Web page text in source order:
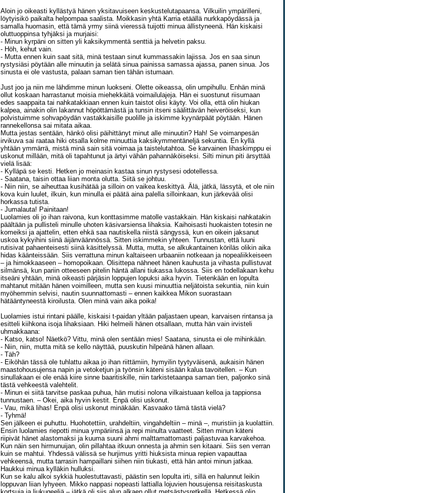
Aloin jo oikeasti kyllästyä hänen yksitavuiseen keskustelutapaansa. Vilkuilin ympärilleni,
löytyisikö paikalta helpompaa saalista. Moikkasin yhtä Karria etäällä nurkkapöydässä ja
samalla huomasin, että tämä yrmy siinä vieressä tuijotti minua ällistyneenä. Hän kiskaisi
oluttuoppinsa tyhjäksi ja murjaisi:
- Minun kyrpäni on sitten yli kaksikymmentä senttiä ja helvetin paksu.
- Höh, kehut vain.
- Mutta ennen kuin saat sitä, minä testaan sinut kummassakin lajissa. Jos en saa sinun
rystysiäsi pöytään alle minuutin ja selätä sinua painissa samassa ajassa, panen sinua. Jos
sinusta ei ole vastusta, palaan saman tien tähän istumaan.
Just joo ja niin me lähdimme minun luokseni. Olette oikeassa, olin umpihullu. Enhän minä
ollut koskaan harrastanut moisia miehekkäitä voimailulajeja. Hän ei suostunut riisumaan
edes saappaita tai nahkatakkiaan ennen kuin taistot olisi käyty. Voi olla, että olin hiukan
kalpea, ainakin olin lakannut höpöttämästä ja tunsin itseni säälittävän heiveröiseksi, kun
polvistuimme sohvapöydän vastakkaisille puolille ja iskimme kyynärpäät pöytään. Hänen
rannekellonsa sai mitata aikaa.
Mutta jestas sentään, hänkö olisi päihittänyt minut alle minuutin? Hah! Se voimanpesän
irvikuva sai raataa hiki otsalla kolme minuuttia kaksikymmentäneljä sekuntia. En kyllä
yhtään ymmärrä, mistä minä sain sitä voimaa ja taistelutahtoa. Se karvainen lihaskimppu ei
uskonut millään, mitä oli tapahtunut ja ärtyi vähän pahannäköiseksi. Silti minun piti ärsyttää
vielä lisää:
- Kylläpä se kesti. Hetken jo meinasin kastaa sinun rystysesi odotellessa.
- Saatana, taisin ottaa liian monta olutta. Siitä se johtuu.
- Niin niin, se aiheuttaa kusihätää ja silloin on vaikea keskittyä. Älä, jätkä, lässytä, et ole niin
kova kuin luulet, ilkuin, kun minulla ei päätä aina palella silloinkaan, kun järkevää olisi
horkassa tutista.
- Jumalauta! Painitaan!
Luolamies oli jo ihan raivona, kun konttasimme matolle vastakkain. Hän kiskaisi nahkatakin
päältään ja pullisteli minulle uhoten käsivarsiensa lihaksia. Kaihoisasti huokaisten totesin ne
komeiksi ja ajattelin, etten ehkä saa nautiskella niistä sängyssä, kun en oikein jaksanut
uskoa kykyihini siinä äijänväännössä. Sitten iskimmekin yhteen. Tunnustan, että luuni
rutisivat pahaenteisesti siinä käsittelyssä. Mutta, mutta, se alkukantainen köriläs olikin aika
hidas käänteissään. Siis verrattuna minun kaltaiseen urbaaniin notkeaan ja nopealiikkeiseen
– ja himokkaaseen – homopoikaan. Olisittepa nähneet hänen kauhusta ja vihasta pullistuvat
silmänsä, kun pariin otteeseen pitelin häntä allani tiukassa lukossa. Siis en todellakaan kehu
itseäni yhtään, minä oikeasti pärjäsin loppujen lopuksi aika hyvin. Tietenkään en lopulta
mahtanut mitään hänen voimilleen, mutta sen kuusi minuuttia neljätoista sekuntia, niin kuin
myöhemmin selvisi, nautin suunnattomasti – ennen kaikkea Mikon suorastaan
hätääntyneestä kiroilusta. Olen minä vain aika poika!
Luolamies istui rintani päälle, kiskaisi t-paidan yltään paljastaen upean, karvaisen rintansa ja
esitteli kiihkona isoja lihaksiaan. Hiki helmeili hänen otsallaan, mutta hän vain irvisteli
uhmakkaana:
- Katso, katso! Näetkö? Vittu, minä olen sentään mies! Saatana, sinusta ei ole mihinkään.
- Niin, niin, mutta mitä se kello näyttää, puuskutin hilpeänä hänen allaan.
- Täh?
- Eiköhän tässä ole tuhlattu aikaa jo ihan riittämiin, hymyilin tyytyväisenä, aukaisin hänen
maastohousujensa napin ja vetoketjun ja työnsin käteni sisään kalua tavoitellen. – Kun
sinullakaan ei ole enää kiire sinne baaritiskille, niin tarkistetaanpa saman tien, paljonko sinä
tästä vehkeestä valehtelit.
- Minun ei siitä tarvitse paskaa puhua, hän mutisi nolona vilkaistuaan kelloa ja tappionsa
tunnustaen. – Okei, aika hyvin kestit. Enpä olisi uskonut.
- Vau, mikä lihas! Enpä olisi uskonut minäkään. Kasvaako tämä tästä vielä?
- Tyhmä!
Sen jälkeen ei puhuttu. Huohotettiin, urahdeltiin, vingahdeltiin – minä –, muristiin ja kuolattiin.
Ensin luolamies riepotti minua ympäriinsä ja repi minulta vaatteet. Sitten minun käteni
riipivät hänet alastomaksi ja kuuma suuni ahmi malttamattomasti paljastuvaa karvakehoa.
Kun näin sen hirmunuijan, olin pillahtaa itkuun onnesta ja ahmin sen kitaani. Siis sen verran
kuin se mahtui. Yhdessä välissä se hurjimus yritti hiuksista minua repien vapauttaa
vehkeensä, mutta tarrasin hampaillani siihen niin tiukasti, että hän antoi minun jatkaa.
Haukkui minua kylläkin hulluksi.
Kun se kalu alkoi sykkiä huolestuttavasti, päästin sen lopulta irti, sillä en halunnut leikin
loppuvan liian lyhyeen. Mikko nappasi nopeasti lattialla lojuvien housujensa reisitaskusta